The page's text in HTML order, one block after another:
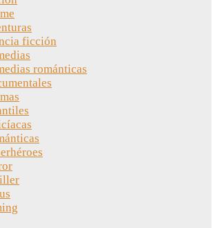
ficción
románticas